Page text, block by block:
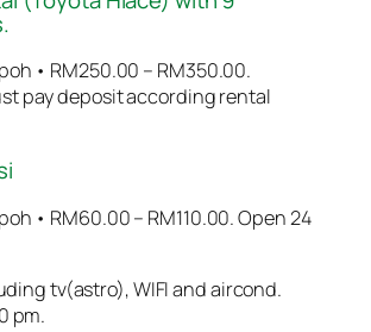
• RM250.00 – RM350.00.
pay deposit according rental
• RM60.00 – RM110.00. Open 24
tv(astro), WIFI and aircond.
pm.